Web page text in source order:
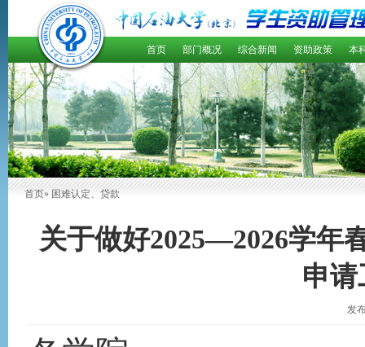
首页 部门概况 综合新闻 资助政策 本
首页» 困难认定、贷款
关于做好2025—2026学年
申
发